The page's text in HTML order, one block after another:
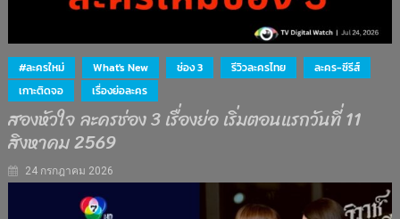
#ละครใหม่ What's New ช่อง 3 รีวิวละครไทย
ละคร-ซีรีส์
เกาะติดจอ
เรื่องย่อละคร
สองหัวใจ ละครช่อง 3 เรื่องย่อ เริ่มตอนแรกวันที่ 11
สิงหาคม 2569
24 กรกฎาคม 2026